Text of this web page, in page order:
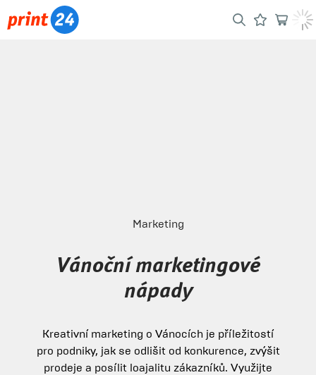
Marketing
Vánoční marketingové
nápady
Kreativní marketing o Vánocích je příležitostí
pro podniky, jak se odlišit od konkurence, zvýšit
prodeje a posílit loajalitu zákazníků. Využijte